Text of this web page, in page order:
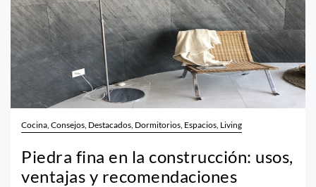
Cocina, Consejos, Destacados, Dormitorios, Espacios, Living
Piedra fina en la construcción: usos,
ventajas y recomendaciones